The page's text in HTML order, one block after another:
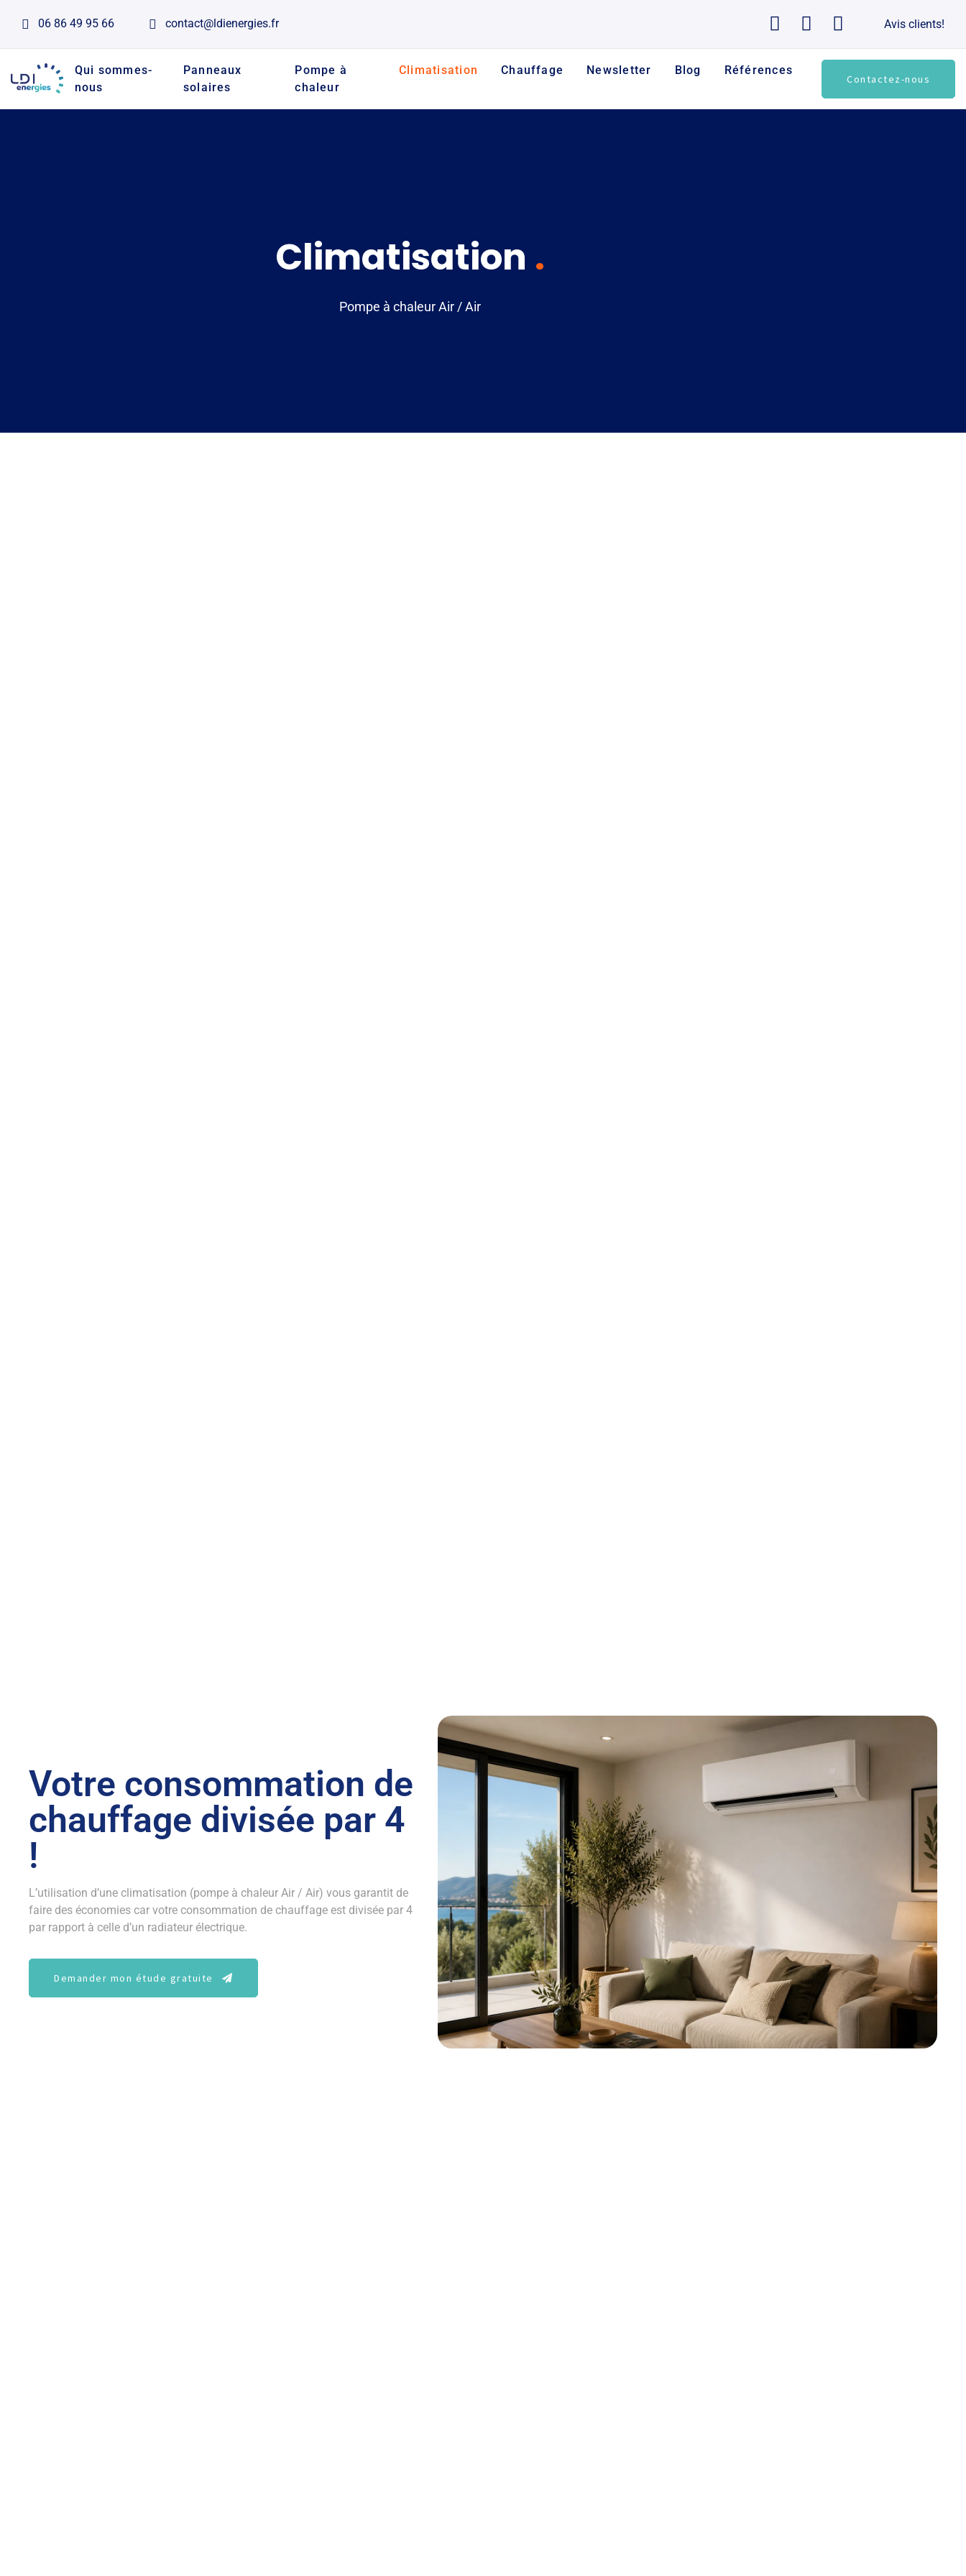
06 86 49 95 66 contact@ldienergies.fr Avis clients!
Qui sommes-
nous
Panneaux
solaires
Pompe à
chaleur
Climatisation Chauffage Newsletter Blog Références
Contactez-nous
Climatisation .
Pompe à chaleur Air / Air
Votre consommation de
chauffage divisée par 4
!
L’utilisation d’une climatisation (pompe à chaleur Air / Air) vous garantit de
faire des économies car votre consommation de chauffage est divisée par 4
par rapport à celle d’un radiateur électrique.
Demander mon étude gratuite